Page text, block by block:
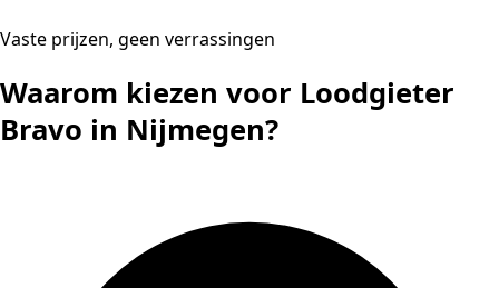
Vaste prijzen, geen verrassingen
Waarom kiezen voor Loodgieter
Bravo in Nijmegen?